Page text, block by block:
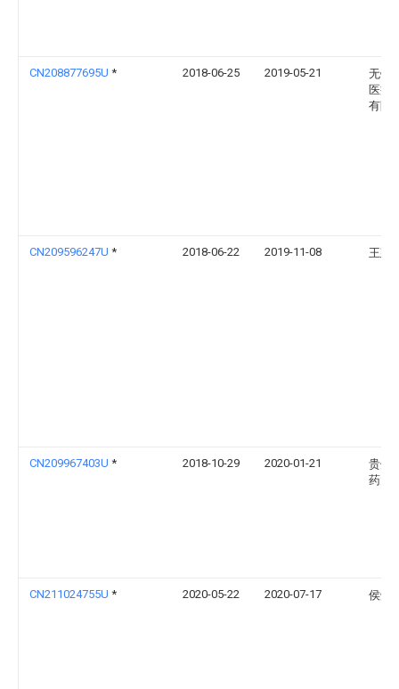
CN208877695U * 2018-06-25 2019-05-21
无锡
医疗
有限
CN209596247U * 2018-06-22 2019-11-08 王建
CN209967403U * 2018-10-29 2020-01-21
贵州
药大
CN211024755U * 2020-05-22 2020-07-17 侯炜